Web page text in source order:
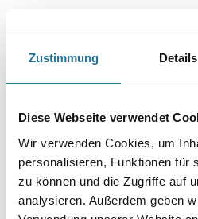
Zustimmung Details
Diese Webseite verwendet
Wir verwenden Cookies, um
personalisieren, Funktionen für
zu können und die Zugriffe auf
analysieren. Außerdem geben
Marburg Tapete Vlies Catania